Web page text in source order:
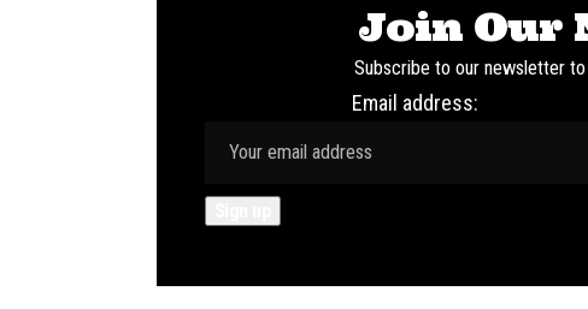
Join Our
Subscribe to our newsletter
Email address: